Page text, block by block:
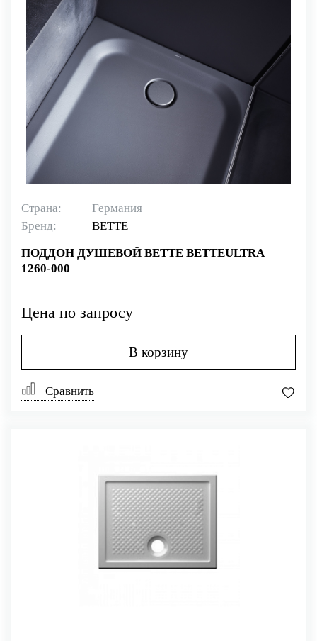
Страна:
Германия
Бренд:
BETTE
ПОДДОН ДУШЕВОЙ BETTE BETTEULTRA
1260-000
Цена по запросу
В корзину
Сравнить